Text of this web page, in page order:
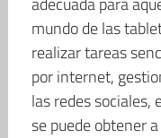
mundo de las
realizar tareas
por internet,
las redes sociales,
se puede obtener